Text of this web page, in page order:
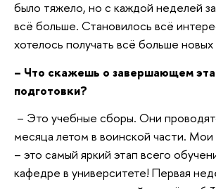
было тяжело, но с каждой неделей
всё больше. Становилось всё
хотелось получать всё больше новых
– Что скажешь о завершающем
подготовки?
– Это учебные сборы. Они
месяца летом в воинской части.
– это самый яркий этап всего
кафедре в университете! Первая